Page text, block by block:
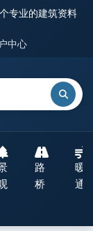
专业的建筑资料
中心
路
桥
暖
通